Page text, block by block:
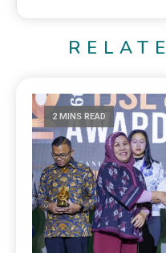
2 MINS READ